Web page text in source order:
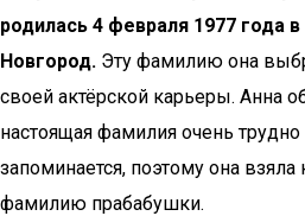
родилась 4 февраля 1977 года
Новгород. Эту фамилию она
своей актёрской карьеры. Анна
настоящая фамилия очень трудно
запоминается, поэтому она
фамилию прабабушки.